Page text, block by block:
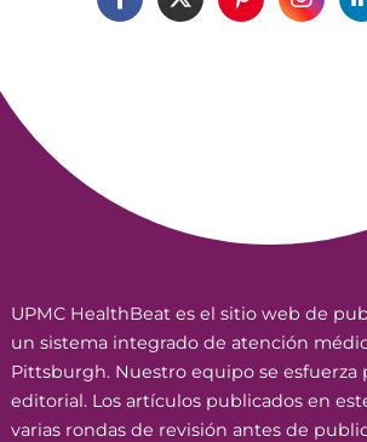
UPMC HealthBeat es el sitio web de
un sistema integrado de atención
Pittsburgh. Nuestro equipo se esfuerza
editorial. Los artículos publicados en
varias rondas de revisión antes de